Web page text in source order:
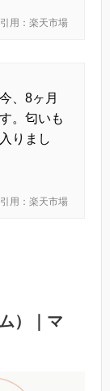
引用：楽天市場
、8ヶ月
。匂いも
りまし
引用：楽天市場
）｜マ